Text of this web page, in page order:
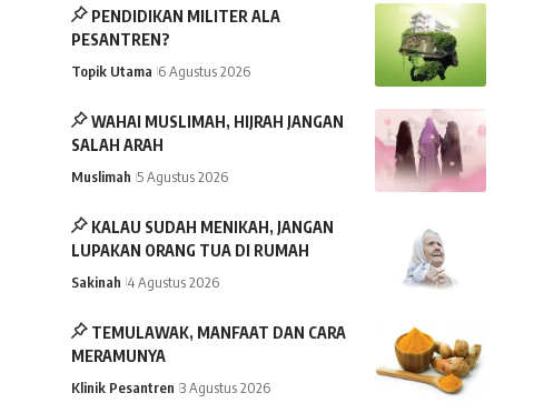
PENDIDIKAN MILITER ALA
PESANTREN?
Topik Utama 6 Agustus 2026
WAHAI MUSLIMAH, HIJRAH JANGAN
SALAH ARAH
Muslimah 5 Agustus 2026
KALAU SUDAH MENIKAH, JANGAN
LUPAKAN ORANG TUA DI RUMAH
Sakinah 4 Agustus 2026
TEMULAWAK, MANFAAT DAN CARA
MERAMUNYA
Klinik Pesantren 3 Agustus 2026